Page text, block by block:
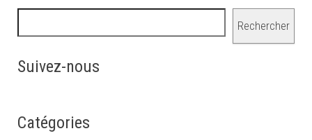
Rechercher
Suivez-nous
Catégories